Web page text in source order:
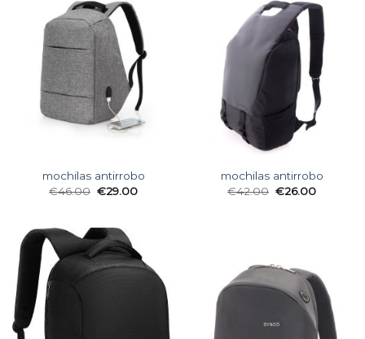
mochilas antirrobo
€46.00 €29.00
mochilas antirrobo
€42.00 €26.00